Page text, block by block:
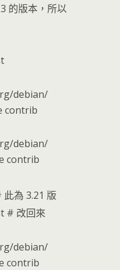
的版本，所以
debian/
contrib
debian/
contrib
為 3.21 版
# 改回來
debian/
contrib